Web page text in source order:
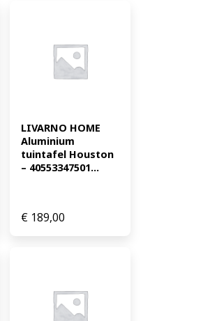
LIVARNO HOME
Aluminium
tuintafel Houston
– 40553347501...
€ 189,00